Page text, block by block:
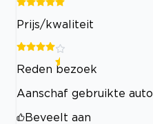
Prijs/kwaliteit
Reden bezoek
Aanschaf gebruikte auto
Beveelt aan